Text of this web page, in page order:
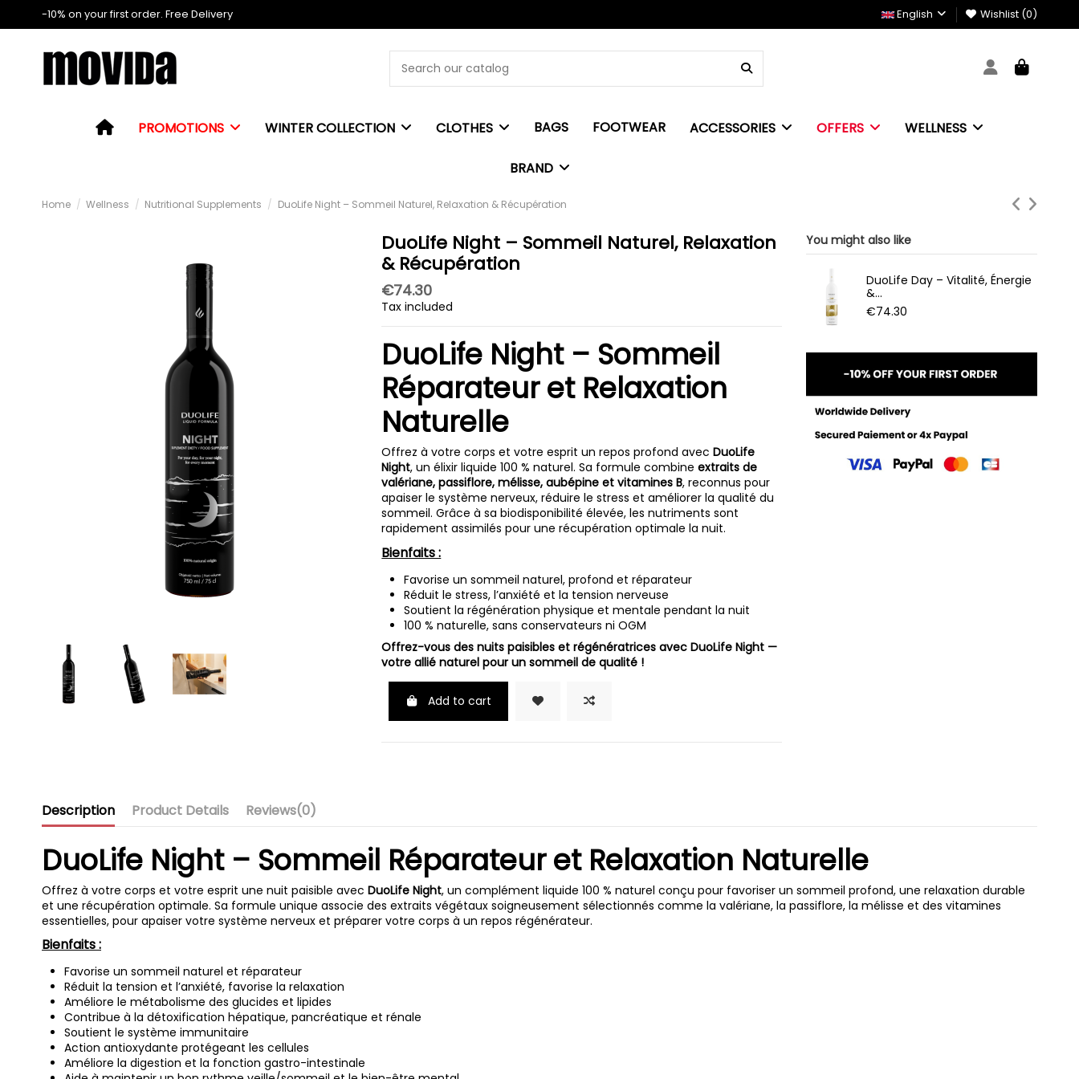
-10% on your first order. Free Delivery English Wishlist (0)
PROMOTIONS WINTER COLLECTION CLOTHES BAGS FOOTWEAR ACCESSORIES OFFERS WELLNESS
BRAND
Home Wellness Nutritional Supplements DuoLife Night – Sommeil Naturel, Relaxation & Récupération
DuoLife Night – Sommeil Naturel, Relaxation
& Récupération
€74.30
Tax included
DuoLife Night – Sommeil
Réparateur et Relaxation
Naturelle
Offrez à votre corps et votre esprit un repos profond avecDuoLife
Night, un élixir liquide 100 % naturel. Sa formule combineextraits de
valériane, passiflore, mélisse, aubépine et vitamines B, reconnus pour
apaiser le système nerveux, réduire le stress et améliorer la qualité du
sommeil. Grâce à sa biodisponibilité élevée, les nutriments sont
rapidement assimilés pour une récupération optimale la nuit.
Bienfaits :
Favorise un sommeil naturel, profond et réparateur
Réduit le stress, l’anxiété et la tension nerveuse
Soutient la régénération physique et mentale pendant la nuit
100 % naturelle, sans conservateurs ni OGM
Offrez-vous des nuits paisibles et régénératrices avec DuoLife Night —
votre allié naturel pour un sommeil de qualité !
Add to cart
You might also like
DuoLife Day – Vitalité, Énergie
&...
€74.30
Description Product Details Reviews(0)
DuoLife Night – Sommeil Réparateur et Relaxation Naturelle
Offrez à votre corps et votre esprit une nuit paisible avec DuoLife Night, un complément liquide 100 % naturel conçu pour favoriser un sommeil profond, une relaxation durable
et une récupération optimale. Sa formule unique associe des extraits végétaux soigneusement sélectionnés comme la valériane, la passiflore, la mélisse et des vitamines
essentielles, pour apaiser votre système nerveux et préparer votre corps à un repos régénérateur.
Bienfaits :
Favorise un sommeil naturel et réparateur
Réduit la tension et l’anxiété, favorise la relaxation
Améliore le métabolisme des glucides et lipides
Contribue à la détoxification hépatique, pancréatique et rénale
Soutient le système immunitaire
Action antioxydante protégeant les cellules
Améliore la digestion et la fonction gastro-intestinale